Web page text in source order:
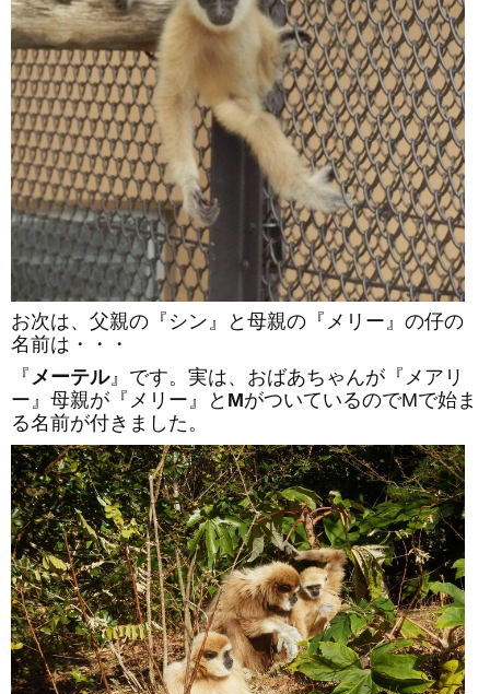
お次は、父親の『シン』と母親の『メリー』の仔の
名前は・・・
『メーテル』です。実は、おばあちゃんが『メアリ
ー』母親が『メリー』と MがついているのでMで始ま
る名前が付きました。